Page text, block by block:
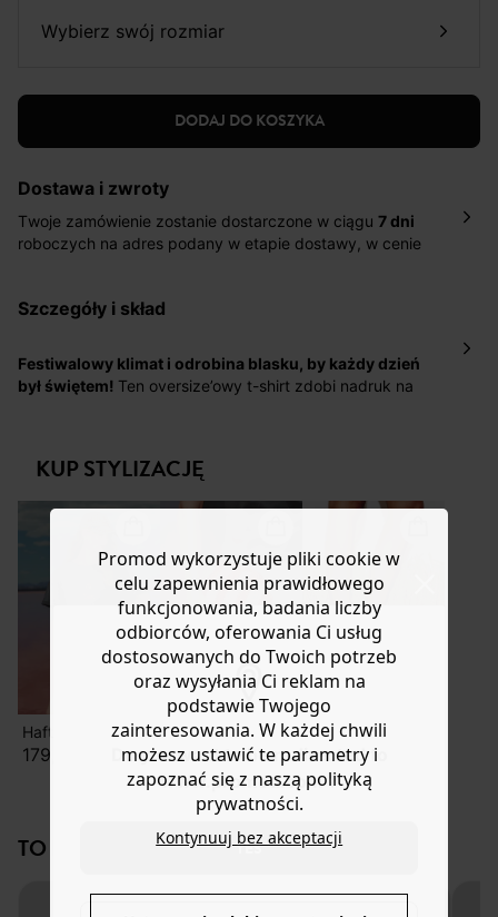
Do you want to be redirected to
www.promod.com ?
YES
wybierz swój rozmiar
DODAJ DO KOSZYKA
Dostawa i zwroty
Twoje zamówienie zostanie dostarczone w ciągu 7 dni
roboczych na adres podany w etapie dostawy, w cenie
pośrednictwem DHL Express.
roboczych do wybranego przez Ciebie paczkomatu , a
koszt przesyłki wynosi 9,40 zł.
Pomoc
szczegóły i skład
Festiwalowy klimat i odrobina blasku, by każdy dzień
był świętem! Ten oversize’owy t-shirt zdobi nadruk na
Dżersej 100% bawełny
Unikalny efekt barwienia
Krój oversize
Prosty dół
Szwy w dopasowanym kolorze
uprawianej bez pestycydów,nawozów chemicznych i
GMO, z poszanowaniem bioróżnorodności.
KUP STYLIZACJĘ
Haftowana spódnica mini
179,90 zł
Torebka/kopertówka szydełkowa
119,90 zł
Skórzane chodaki
229,90 zł
TO NA PEWNO CI SIĘ SPODOBA!
Promod wykorzystuje pliki cookie w
celu zapewnienia prawidłowego
funkcjonowania, badania liczby
odbiorców, oferowania Ci usług
dostosowanych do Twoich potrzeb
oraz wysyłania Ci reklam na
podstawie Twojego
zainteresowania. W każdej chwili
możesz ustawić te parametry i
zapoznać się z naszą polityką
prywatności.
Kontynuuj bez akceptacji